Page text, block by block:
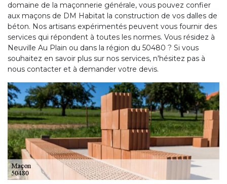
domaine de la maçonnerie générale, vous pouvez confier
aux maçons de DM Habitat la construction de vos dalles de
béton. Nos artisans expérimentés peuvent vous fournir des
services qui répondent à toutes les normes. Vous résidez à
Neuville Au Plain ou dans la région du 50480 ? Si vous
souhaitez en savoir plus sur nos services, n'hésitez pas à
nous contacter et à demander votre devis.